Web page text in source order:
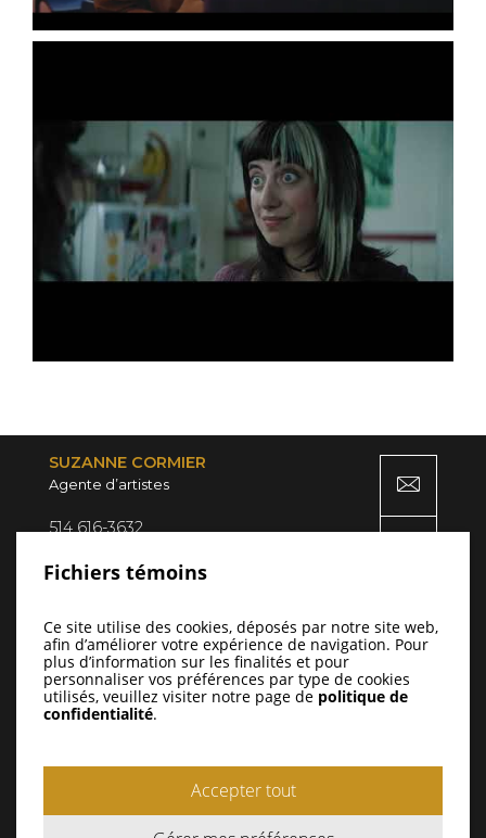
SUZANNE CORMIER
Agente d’artistes
514 616-3632
7851, av. de Gaspé
Politique de confidentialité
Fichiers témoins
Ce site utilise des cookies, déposés par notre site web,
afin d’améliorer votre expérience de navigation. Pour
plus d’information sur les finalités et pour
personnaliser vos préférences par type de cookies
utilisés, veuillez visiter notre page de politique de
confidentialité.
Accepter tout